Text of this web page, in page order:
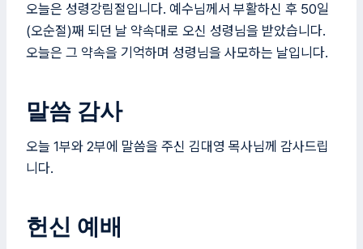
오늘은 성령강림절입니다. 예수님께서 부활하신 후 50일
(오순절)째 되던 날 약속대로 오신 성령님을 받았습니다.
오늘은 그 약속을 기억하며 성령님을 사모하는 날입니다.
말씀 감사
오늘 1부와 2부에 말씀을 주신 김대영 목사님께 감사드립
니다.
헌신 예배